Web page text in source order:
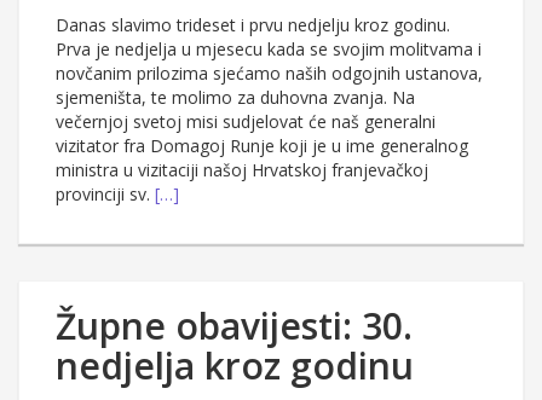
Danas slavimo trideset i prvu nedjelju kroz godinu.
Prva je nedjelja u mjesecu kada se svojim molitvama i
novčanim prilozima sjećamo naših odgojnih ustanova,
sjemeništa, te molimo za duhovna zvanja. Na
večernjoj svetoj misi sudjelovat će naš generalni
vizitator fra Domagoj Runje koji je u ime generalnog
ministra u vizitaciji našoj Hrvatskoj franjevačkoj
provinciji sv. […]
Župne obavijesti: 30.
nedjelja kroz godinu